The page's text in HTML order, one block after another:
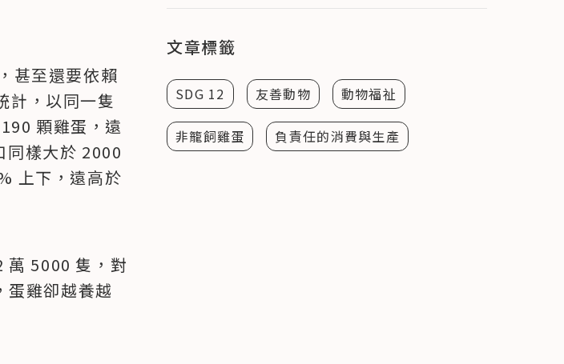
甚至還要依賴
計，以同一隻
顆雞蛋，遠
同樣大於 2000
上下，遠高於
萬 5000 隻，對
蛋雞卻越養越
文章標籤
SDG 12 友善動物 動物福祉
非籠飼雞蛋 負責任的消費與生產